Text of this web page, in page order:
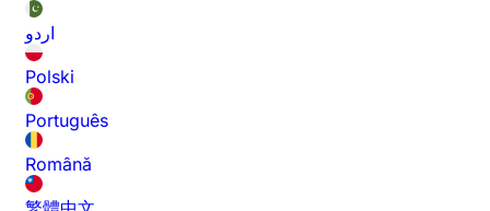
اردو
Polski
Português
Română